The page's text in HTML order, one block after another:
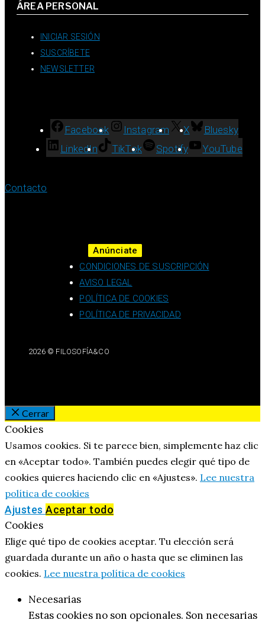
ÁREA PERSONAL
INICIAR SESIÓN
SUSCRÍBETE
NEWSLETTER
Facebook Instagram X
Bluesky
LinkedIn
TikTok Spotify YouTube
Contacto
Anúnciate
CONDICIONES DE SUSCRIPCIÓN
AVISO LEGAL
POLÍTICA DE COOKIES
POLÍTICA DE PRIVACIDAD
2026 © FILOSOFÍA&CO
Cerrar
Cookies
Usamos cookies. Si te parece bien, simplemente haz clic
en «Aceptar todo». También puedes elegir qué tipo de
cookies quieres haciendo clic en «Ajustes». Lee nuestra
política de cookies
Ajustes Aceptar todo
Cookies
Elige qué tipo de cookies aceptar. Tu elección será
guardada durante un año o hasta que se eliminen las
cookies. Lee nuestra política de cookies
Necesarias
Estas cookies no son opcionales. Son necesarias